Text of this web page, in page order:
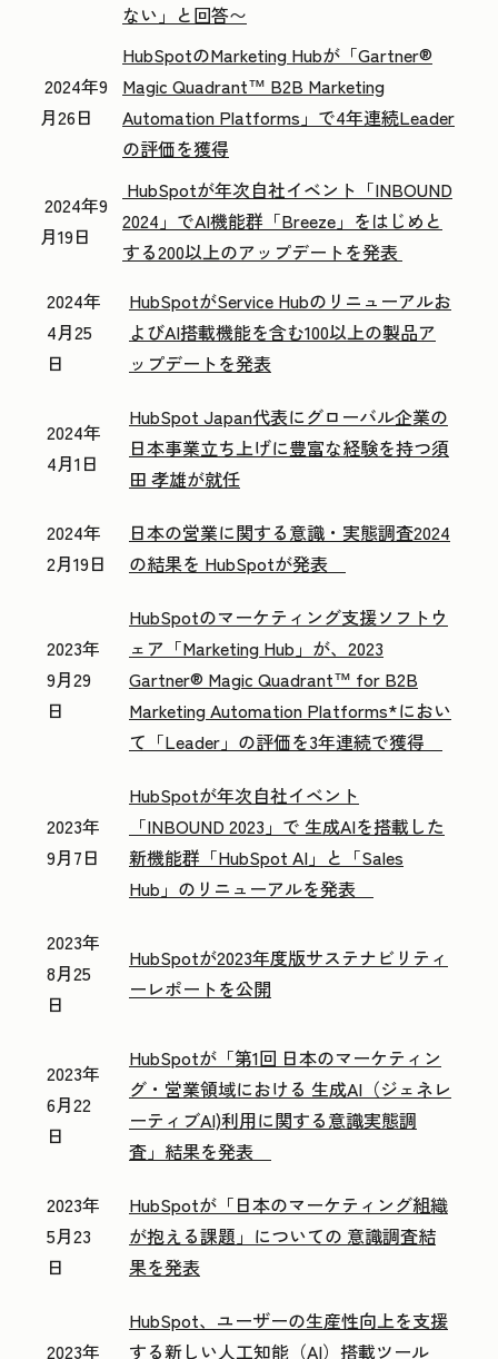
ない」と回答〜
2024年9
月26日
HubSpotのMarketing Hubが「Gartner®
Magic Quadrant™ B2B Marketing
Automation Platforms」で4年連続Leader
の評価を獲得
2024年9
月19日
HubSpotが年次自社イベント「INBOUND
2024」でAI機能群「Breeze」をはじめと
する200以上のアップデートを発表
2024年
4月25
日
HubSpotがService Hubのリニューアルお
よびAI搭載機能を含む100以上の製品ア
ップデートを発表
2024年
4月1日
HubSpot Japan代表にグローバル企業の
日本事業立ち上げに豊富な経験を持つ須
田 孝雄が就任
2024年
2月19日
日本の営業に関する意識・実態調査2024
の結果を HubSpotが発表
2023年
9月29
日
HubSpotのマーケティング支援ソフトウ
ェア「Marketing Hub」が、2023
Gartner® Magic Quadrant™ for B2B
Marketing Automation Platforms*におい
て「Leader」の評価を3年連続で獲得
2023年
9月7日
HubSpotが年次自社イベント
「INBOUND 2023」で 生成AIを搭載した
新機能群「HubSpot AI」と「Sales
Hub」のリニューアルを発表
2023年
8月25
日
HubSpotが2023年度版サステナビリティ
ーレポートを公開
2023年
6月22
日
HubSpotが「第1回 日本のマーケティン
グ・営業領域における 生成AI（ジェネレ
ーティブAI)利用に関する意識実態調
査」結果を発表
2023年
5月23
日
HubSpotが「日本のマーケティング組織
が抱える課題」についての 意識調査結
果を発表
2023年
HubSpot、ユーザーの生産性向上を支援
する新しい人工知能（AI）搭載ツール